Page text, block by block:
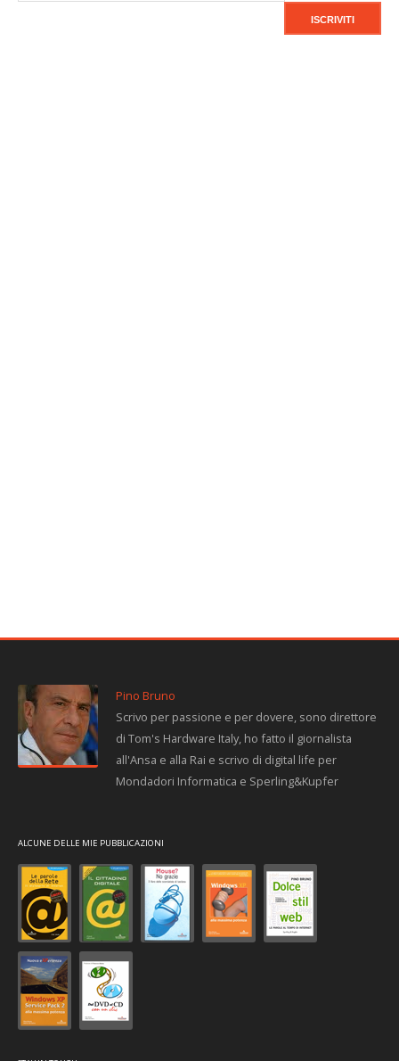
Pino Bruno
Scrivo per passione e per dovere, sono direttore
di Tom's Hardware Italy, ho fatto il giornalista
all'Ansa e alla Rai e scrivo di digital life per
Mondadori Informatica e Sperling&Kupfer
ALCUNE DELLE MIE PUBBLICAZIONI